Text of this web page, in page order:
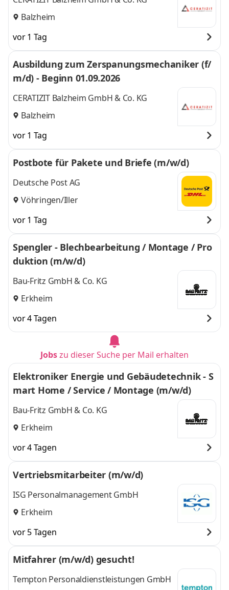
Balzheim
vor 1 Tag
Ausbildung zum Zerspanungsmechaniker (f/
m/d) - Beginn 01.09.2026
CERATIZIT Balzheim GmbH & Co. KG
Balzheim
vor 1 Tag
Postbote für Pakete und Briefe (m/w/d)
Deutsche Post AG
Vöhringen/Iller
vor 1 Tag
Spengler - Blechbearbeitung / Montage / Pro
duktion (m/w/d)
Bau-Fritz GmbH & Co. KG
Erkheim
vor 4 Tagen
Jobszu dieser Suche per Mail erhalten
Elektroniker Energie und Gebäudetechnik - S
mart Home / Service / Montage (m/w/d)
Bau-Fritz GmbH & Co. KG
Erkheim
vor 4 Tagen
Vertriebsmitarbeiter (m/w/d)
ISG Personalmanagement GmbH
Erkheim
vor 5 Tagen
Mitfahrer (m/w/d) gesucht!
Tempton Personaldienstleistungen GmbH